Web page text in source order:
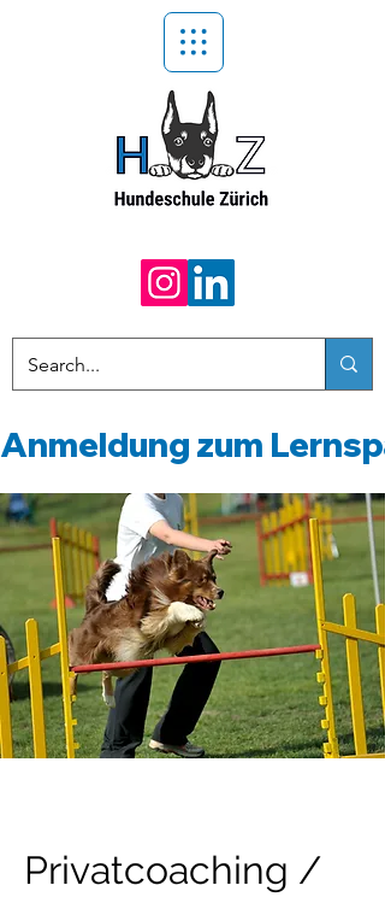
Anmeldung zum
Privatcoaching /